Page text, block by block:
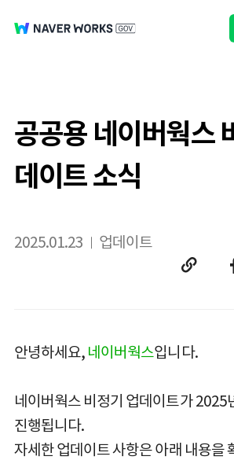
공공용 네이버웍스
데이트 소식
2025.01.23 업데이트
안녕하세요, 네이버웍스입니다.
네이버웍스 비정기 업데이트가 2025
진행됩니다.
자세한 업데이트 사항은 아래 내용을